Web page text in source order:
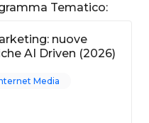
Tematico:
nuove
AI Driven (2026)
Media